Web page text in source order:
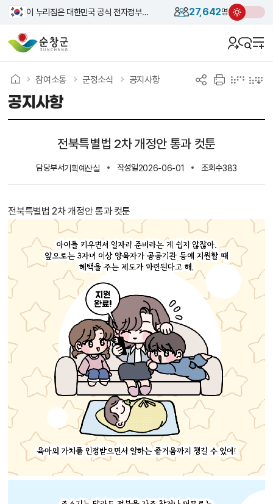
이 누리집은 대한민국 공식 전자정부 누리집입니다. 27,642명
공지사항
참여소통 군정소식 공지사항
전북특별법 2차 개정안 통과 컷툰
담당부서기획예산실 작성일2026-06-01 조회수383
전북특별법 2차 개정안 통과 컷툰